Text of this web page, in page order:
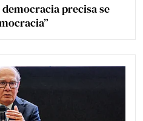
democracia precisa se